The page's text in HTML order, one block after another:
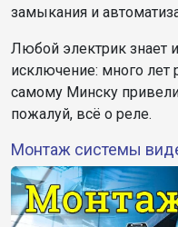
замыкания и
Любой электрик знает
исключение: много лет
самому Минску
пожалуй, всё о реле.
Монтаж системы